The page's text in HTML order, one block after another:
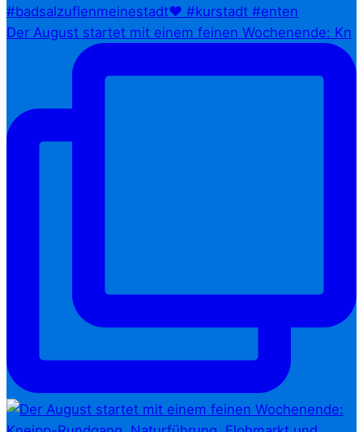
Der August startet mit einem feinen Wochenende: Kn